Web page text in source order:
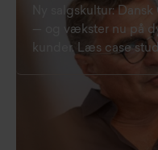
Ny salgskultur:
— og vækster nu på
kunder. Læs case